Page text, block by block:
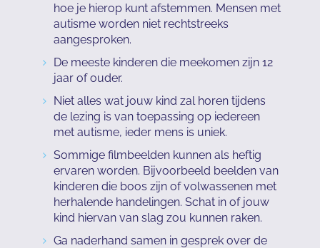
hoe je hierop kunt afstemmen. Mensen met
autisme worden niet rechtstreeks
aangesproken.
De meeste kinderen die meekomen zijn 12
jaar of ouder.
Niet alles wat jouw kind zal horen tijdens
de lezing is van toepassing op iedereen
met autisme, ieder mens is uniek.
Sommige filmbeelden kunnen als heftig
ervaren worden. Bijvoorbeeld beelden van
kinderen die boos zijn of volwassenen met
herhalende handelingen. Schat in of jouw
kind hiervan van slag zou kunnen raken.
Ga naderhand samen in gesprek over de